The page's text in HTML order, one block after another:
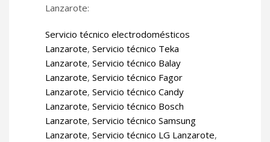
Lanzarote:
Servicio técnico electrodomésticos
Lanzarote, Servicio técnico Teka
Lanzarote, Servicio técnico Balay
Lanzarote, Servicio técnico Fagor
Lanzarote, Servicio técnico Candy
Lanzarote, Servicio técnico Bosch
Lanzarote, Servicio técnico Samsung
Lanzarote, Servicio técnico LG Lanzarote,